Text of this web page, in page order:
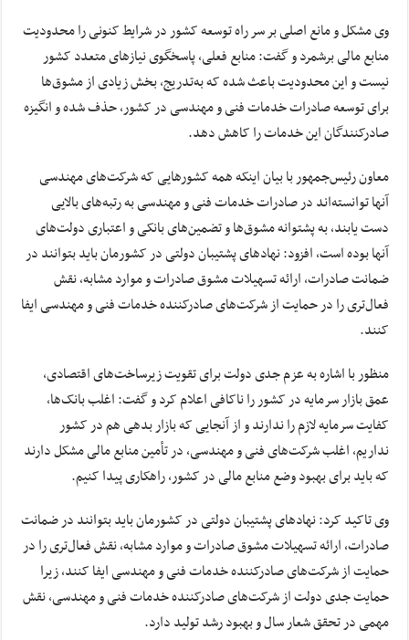
وی مشکل و مانع اصلی بر سر راه توسعه کشور در شرایط کنونی را محدودیت
منابع مالی برشمرد و گفت: منابع فعلی، پاسخگوی نیازهای متعدد کشور
نیست و این محدودیت باعث شده که به‌تدریج، بخش زیادی از مشوق‌ها
برای توسعه صادرات خدمات فنی و مهندسی در کشور، حذف شده و انگیزه
صادرکنندگان این خدمات را کاهش دهد.
معاون رئیس‌جمهور با بیان اینکه همه کشورهایی که شرکت‌های مهندسی
آنها توانسته‌اند در صادرات خدمات فنی و مهندسی به رتبه‌های بالایی
دست یابند، به پشتوانه مشوق‌ها و تضمین‌های بانکی و اعتباری دولت‌های
آنها بوده است، افزود: نهادهای پشتیبان دولتی در کشورمان باید بتوانند در
ضمانت صادرات، ارائه تسهیلات مشوق صادرات و موارد مشابه، نقش
فعال‌تری را در حمایت از شرکت‌های صادرکننده خدمات فنی و مهندسی ایفا
کنند.
منظور با اشاره به عزم جدی دولت برای تقویت زیرساخت‌های اقتصادی،
عمق بازار سرمایه در کشور را ناکافی اعلام کرد و گفت: اغلب بانک‌ها،
کفایت سرمایه لازم را ندارند و از آنجایی که بازار بدهی هم در کشور
نداریم، اغلب شرکت‌های فنی و مهندسی، در تأمین منابع مالی مشکل دارند
که باید برای بهبود وضع منابع مالی در کشور، راهکاری پیدا کنیم.
وی تاکید کرد: نهادهای پشتیبان دولتی در کشورمان باید بتوانند در ضمانت
صادرات، ارائه تسهیلات مشوق صادرات و موارد مشابه، نقش فعال‌تری را در
حمایت از شرکت‌های صادرکننده خدمات فنی و مهندسی ایفا کنند، زیرا
حمایت جدی دولت از شرکت‌های صادرکننده خدمات فنی و مهندسی، نقش
مهمی در تحقق شعار سال و بهبود رشد تولید دارد.